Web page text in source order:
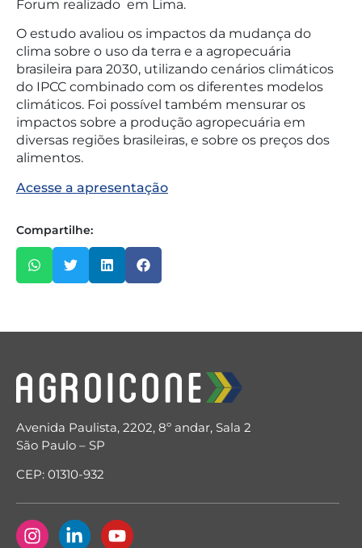
Forum realizado em Lima.
O estudo avaliou os impactos da mudança do
clima sobre o uso da terra e a agropecuária
brasileira para 2030, utilizando cenários climáticos
do IPCC combinado com os diferentes modelos
climáticos. Foi possível também mensurar os
impactos sobre a produção agropecuária em
diversas regiões brasileiras, e sobre os preços dos
alimentos.
Acesse a apresentação
Compartilhe:
Avenida Paulista, 2202, 8º andar, Sala 2
São Paulo – SP
CEP: 01310-932